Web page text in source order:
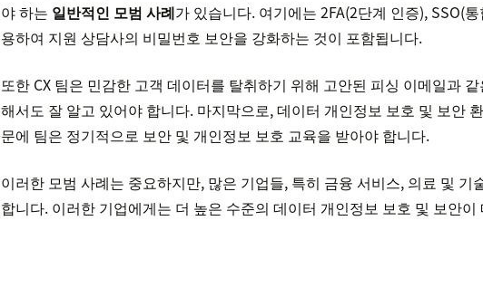
야 하는 일반적인 모범 사례가 있습니다. 여기에는 2FA(2단계 인증), SSO(
용하여 지원 상담사의 비밀번호 보안을 강화하는 것이 포함됩니다.
또한 CX 팀은 민감한 고객 데이터를 탈취하기 위해 고안된 피싱 이메일과
해서도 잘 알고 있어야 합니다. 마지막으로, 데이터 개인정보 보호 및 보안
문에 팀은 정기적으로 보안 및 개인정보 보호 교육을 받아야 합니다.
이러한 모범 사례는 중요하지만, 많은 기업들, 특히 금융 서비스, 의료 및 기
합니다. 이러한 기업에게는 더 높은 수준의 데이터 개인정보 보호 및 보안이